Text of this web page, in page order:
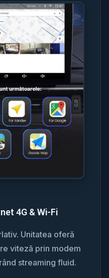
4G & Wi-Fi
Unitatea oferă
viteză prin modem
streaming fluid.